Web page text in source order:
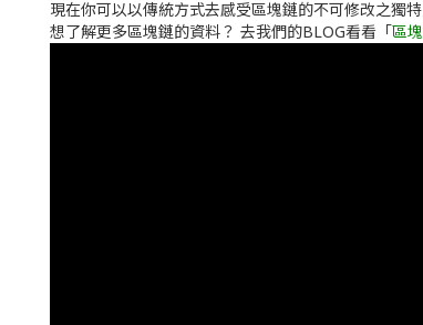
現在你可以以傳統方式去感受區塊鏈的不可修改之獨
想了解更多區塊鏈的資料？ 去我們的BLOG看看「區